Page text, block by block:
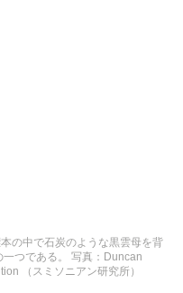
の中で石炭のような黒雲母を背
つである。 写真：Duncan
（スミソニアン研究所）